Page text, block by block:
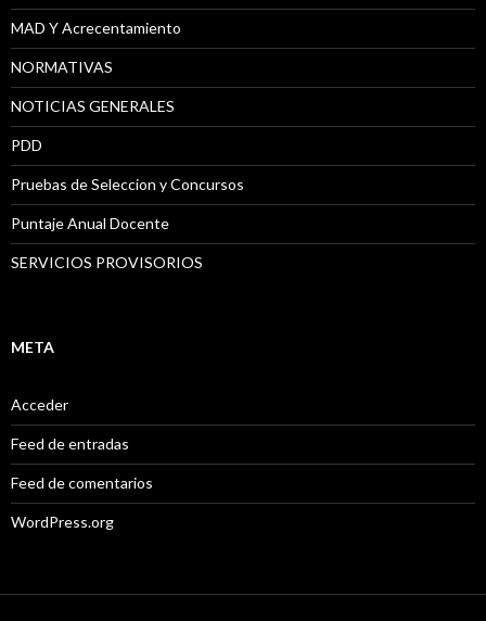
MAD Y Acrecentamiento
NORMATIVAS
NOTICIAS GENERALES
PDD
Pruebas de Seleccion y Concursos
Puntaje Anual Docente
SERVICIOS PROVISORIOS
META
Acceder
Feed de entradas
Feed de comentarios
WordPress.org